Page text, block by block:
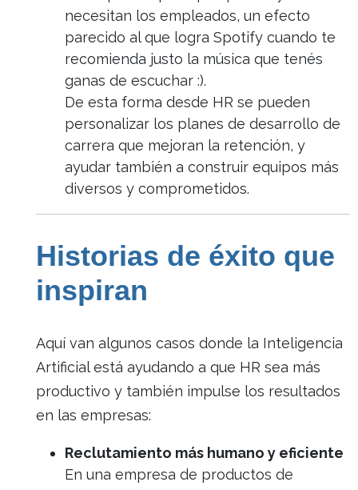
necesitan los empleados, un efecto
parecido al que logra Spotify cuando te
recomienda justo la música que tenés
ganas de escuchar :).
De esta forma desde HR se pueden
personalizar los planes de desarrollo de
carrera que mejoran la retención, y
ayudar también a construir equipos más
diversos y comprometidos.
Historias de éxito que
inspiran
Aquí van algunos casos donde la Inteligencia
Artificial está ayudando a que HR sea más
productivo y también impulse los resultados
en las empresas:
Reclutamiento más humano y eficiente
En una empresa de productos de